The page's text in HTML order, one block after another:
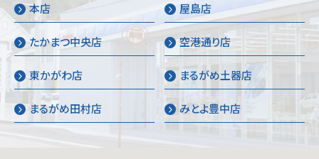
本店 屋島店
たかまつ中央店 空港通り店
東かがわ店 まるがめ土器店
まるがめ田村店 みとよ豊中店